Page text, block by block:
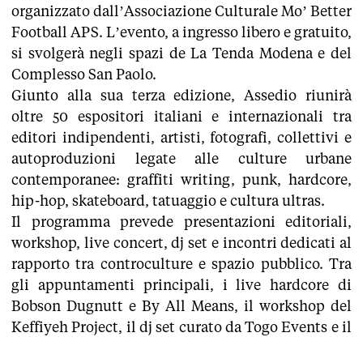
organizzato dall’Associazione Culturale Mo’ Better
Football APS. L’evento, a ingresso libero e gratuito,
si svolgerà negli spazi de La Tenda Modena e del
Complesso San Paolo.
Giunto alla sua terza edizione, Assedio riunirà
oltre 50 espositori italiani e internazionali tra
editori indipendenti, artisti, fotografi, collettivi e
autoproduzioni legate alle culture urbane
contemporanee: graffiti writing, punk, hardcore,
hip-hop, skateboard, tatuaggio e cultura ultras.
Il programma prevede presentazioni editoriali,
workshop, live concert, dj set e incontri dedicati al
rapporto tra controculture e spazio pubblico. Tra
gli appuntamenti principali, i live hardcore di
Bobson Dugnutt e By All Means, il workshop del
Keffiyeh Project, il dj set curato da Togo Events e il